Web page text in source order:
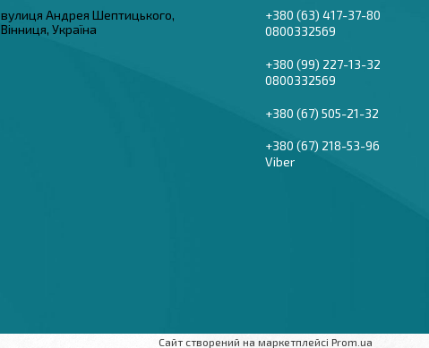
вулиця Андрея Шептицького,
Вінниця, Україна
+380 (63) 417-37-80
0800332569
+380 (99) 227-13-32
0800332569
+380 (67) 505-21-32
+380 (67) 218-53-96
Viber
Сайт створений на маркетплейсі Prom.ua